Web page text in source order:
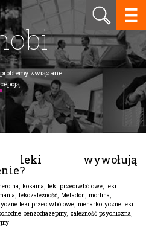
związane
leki wywołują
, kokaina, leki przeciwbólowe, leki
, lekozależność, Metadon, morfina,
leki przeciwbólowe, nienarkotyczne leki
benzodiazepiny, zależność psychiczna,